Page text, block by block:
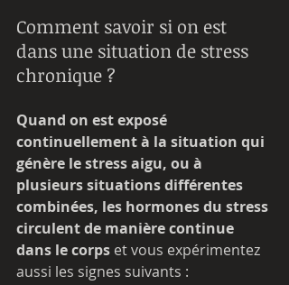
Comment savoir si on est
dans une situation de stress
chronique ?
Quand on est exposé
continuellement à la situation qui
génère le stress aigu, ou à
plusieurs situations différentes
combinées, les hormones du stress
circulent de manière continue
dans le corps etvous expérimentez
aussi les signes suivants :